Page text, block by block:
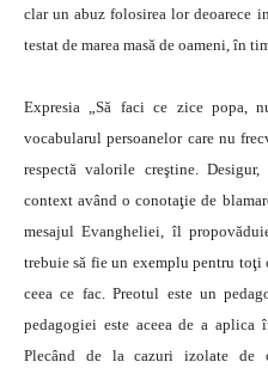
clar un abuz folosirea lor deoarece
testat de marea masă de oameni, în
Expresia „Să faci ce zice popa,
vocabularul persoanelor care nu
respectă valorile creştine.
context având o conotaţie de
mesajul Evangheliei, îl
trebuie să fie un exemplu pentru toţi
ceea ce fac. Preotul este un
pedagogiei este aceea de a
Plecând de la cazuri izolate de